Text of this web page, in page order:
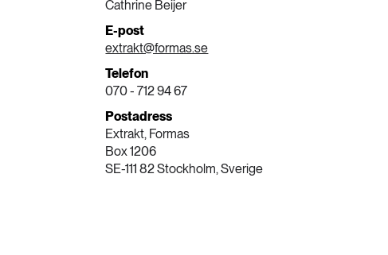
Cathrine Beijer
E-post
extrakt@formas.se
Telefon
070 - 712 94 67
Postadress
Extrakt, Formas
Box 1206
SE-111 82 Stockholm, Sverige